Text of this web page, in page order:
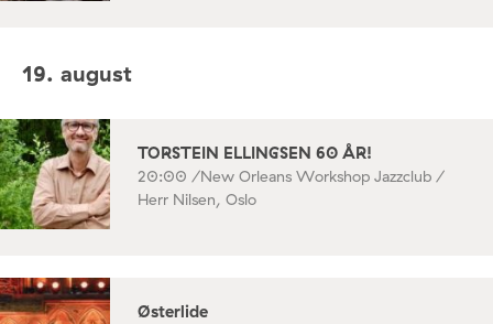
19. august
TORSTEIN ELLINGSEN 60 ÅR!
20:00 /New Orleans Workshop Jazzclub /
Herr Nilsen, Oslo
Østerlide